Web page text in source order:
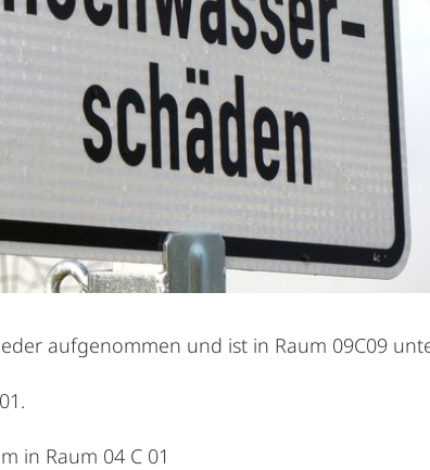
aufgenommen und ist in Raum 09C09
in Raum 04 C 01